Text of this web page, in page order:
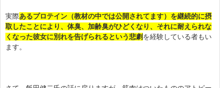
実際あるプロテイン（教材の中では公開されてます）を継続的に摂
取したことにより、体臭、加齢臭がひどくなり、それに耐えられな
くなった彼女に別れを告げられるという悲劇を経験している者もい
ます。